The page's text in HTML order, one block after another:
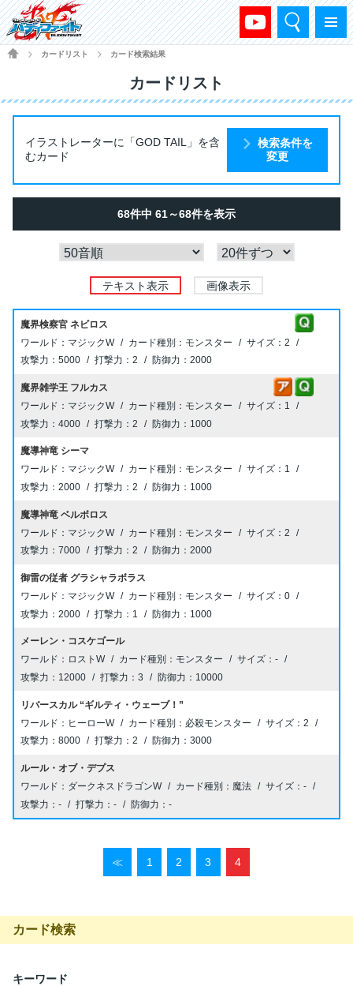
メニュー
検索
HOME
カードリスト カード検索結果
カードリスト
イラストレーターに「GOD TAIL」を含
むカード
検索条件を
変更
68件中 61～68件を表示
テキスト表示 画像表示
魔界検察官 ネビロス
マジックW
モンスター
2
5000
2 2000
魔界雑学王 フルカス
マジックW
モンスター
1
4000
2 1000
魔導神竜 シーマ
マジックW
モンスター
1
2000
2 1000
魔導神竜 ベルボロス
マジックW
モンスター
2
7000
2 2000
御雷の従者 グラシャラボラス
マジックW
モンスター
0
2000
1 1000
メーレン・コスケゴール
ロストW
モンスター
-
12000
3 10000
リバースカル “ギルティ・ウェーブ！”
ヒーローW
必殺モンスター
2
8000
2 3000
ルール・オブ・デプス
ダークネスドラゴンW
魔法
-
-
- -
≪ 1 2 3 4
カード検索
キーワード